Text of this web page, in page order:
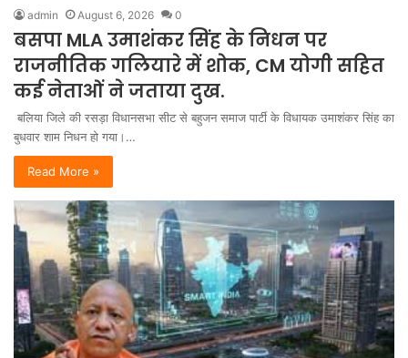
admin August 6, 2026 0
बसपा MLA उमाशंकर सिंह के निधन पर
राजनीतिक गलियारे में शोक, CM योगी सहित
कई नेताओं ने जताया दुख.
बलिया जिले की रसड़ा विधानसभा सीट से बहुजन समाज पार्टी के विधायक उमाशंकर सिंह का
बुधवार शाम निधन हो गया।…
Read More »